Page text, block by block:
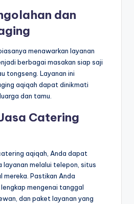
dan
menawarkan layanan
berbagai masakan siap saji
tongseng. Layanan ini
aqiqah dapat dinikmati
dan tamu.
Catering
aqiqah, Anda dapat
layanan melalui telepon, situs
Pastikan Anda
mengenai tanggal
dan paket layanan yang